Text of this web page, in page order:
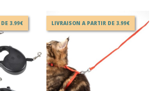
3.99€ LIVRAISON A PARTIR DE 3.99€